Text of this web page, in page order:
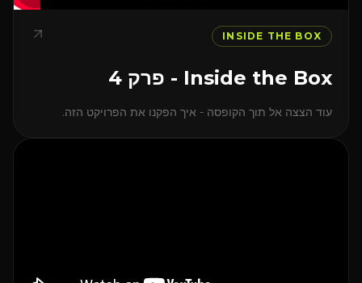
INSIDE THE BOX
Inside the Box - פרק 4
עוד הצצה אל תוך הקופסה - איך הפקנו את הפרויקט הזה.